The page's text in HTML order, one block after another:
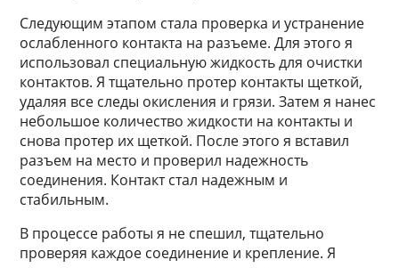
Следующим этапом стала проверка и устранение
ослабленного контакта на разъеме. Для этого я
использовал специальную жидкость для очистки
контактов. Я тщательно протер контакты щеткой,
удаляя все следы окисления и грязи. Затем я нанес
небольшое количество жидкости на контакты и
снова протер их щеткой. После этого я вставил
разъем на место и проверил надежность
соединения. Контакт стал надежным и
стабильным.
В процессе работы я не спешил, тщательно
проверяя каждое соединение и крепление. Я